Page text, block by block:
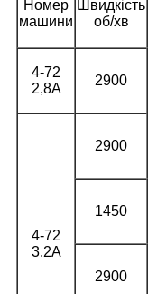
Номер
машини
Швидкість
об/хв
4-72
2,8А
2900
4-72
3.2A
2900
1450
2900